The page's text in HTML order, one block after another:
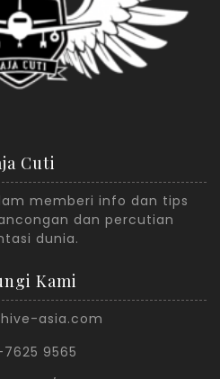
Cuti
memberi info dan tips
dan percutian
dunia.
Kami
asia.com
9565